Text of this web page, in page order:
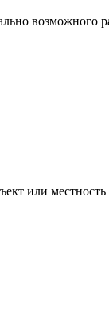
возможного
или местность